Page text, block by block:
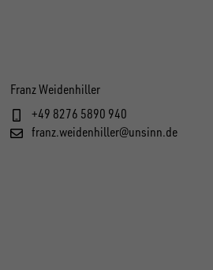
Franz Weidenhiller
+49 8276 5890 940
franz.weidenhiller@unsinn.de